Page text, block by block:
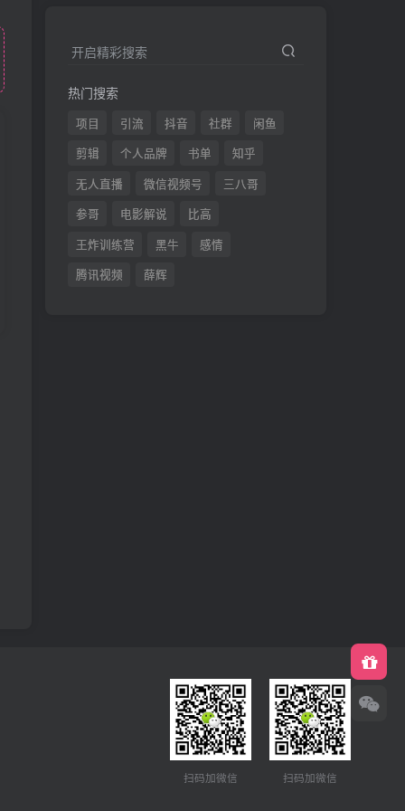
开启精彩搜索
热门搜索
项目 引流 抖音 社群
闲鱼
剪辑
个人品牌 书单
知乎
无人直播
微信视频号
三八哥
参哥
电影解说
比高
王炸训练营
黑牛
感情
腾讯视频
薛辉
扫码加微信 扫码加微信